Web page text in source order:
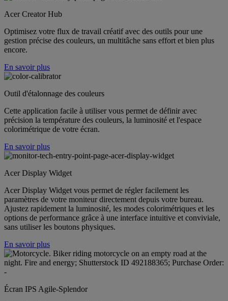
Acer Creator Hub
Optimisez votre flux de travail créatif avec des outils pour une
gestion précise des couleurs, un multitâche sans effort et bien plus
encore.
En savoir plus
Outil d'étalonnage des couleurs
Cette application facile à utiliser vous permet de définir avec
précision la température des couleurs, la luminosité et l'espace
colorimétrique de votre écran.
En savoir plus
Acer Display Widget
Acer Display Widget vous permet de régler facilement les
paramètres de votre moniteur directement depuis votre bureau.
Ajustez rapidement la luminosité, les modes colorimétriques et les
options de performance grâce à une interface intuitive et conviviale,
sans utiliser les boutons physiques.
En savoir plus
Écran IPS Agile-Splendor